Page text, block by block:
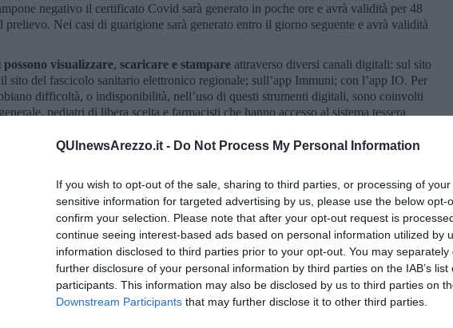
QUInewsArezzo.it - Do Not Process My Personal Information
If you wish to opt-out of the sale, sharing to third parties, or processing of
sensitive information for targeted advertising by us, please use the below opt-
confirm your selection. Please note that after your opt-out request is
continue seeing interest-based ads based on personal information utilized by
information disclosed to third parties prior to your opt-out. You may
further disclosure of your personal information by third parties on the IAB’s list
participants. This information may also be disclosed by us to third parties on
Downstream Participants that may further disclose it to other third parties.
negativo il certificato Covid sarà generato in poche ore e avrà validità per 48
prelievo. Nei casi di guarigione sarà generato entro il giorno seguente e avrà validità
visualizzare, scaricare e stampare attraverso diversi canali digitali: sul sito
sito del fascicolo sanitario elettronico regionale; sull’app Immuni; con l’app IO. Per
difficoltà, o indisponibilità, nell’uso di questi strumenti digitali, sono coinvolti
pediatri di libera scelta e farmacisti che hanno accesso al sistema tessera
anche le Acli e l'Ordine degli Infermieri.
creato dal governo (www.dgc.gov.it/web/) o contattare il numero verde dell’App
attivo tutti i giorni dalle 8 alle 20.
Quando deve essere utilizzato?La certificazione verde Covid servirà sia a
viaggiare da e per tutti i Paesi dell’Unione europea e dell’area Shengen ma anche, qui
alcune attività tra cui: accedere ai ristoranti al chiuso; entrare al cinema, al
attività fisica in palestra; partecipare a delle sagre, accedere in stadi, congressi e
ai bar al chiuso al tavolo, salvo usufruire del servizio al bancone; spostarsi in
territori classificati come zona rossa o zona arancione.